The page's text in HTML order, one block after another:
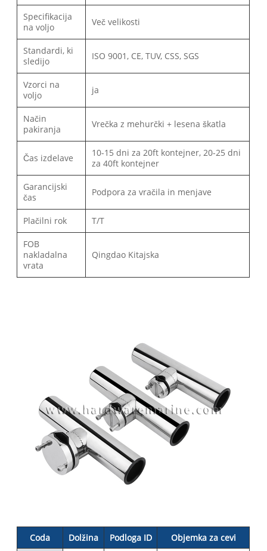
Specifikacija
na voljo
Več velikosti
Standardi, ki
sledijo
ISO 9001, CE, TUV, CSS, SGS
Vzorci na
voljo
ja
Način
pakiranja
Vrečka z mehurčki + lesena škatla
Čas izdelave
10-15 dni za 20ft kontejner, 20-25 dni
za 40ft kontejner
Garancijski
čas
Podpora za vračila in menjave
Plačilni rok T/T
FOB
nakladalna
vrata
Qingdao Kitajska
Coda Dolžina Podloga ID Objemka za cevi